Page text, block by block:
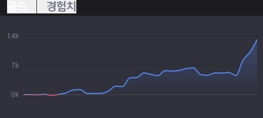
경험치
0k
7k
14k